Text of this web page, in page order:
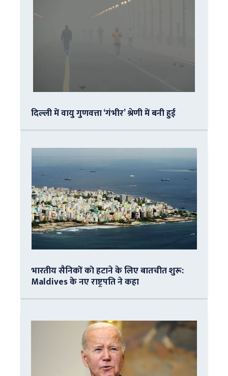
दिल्ली में वायु गुणवत्ता ‘गंभीर’ श्रेणी में बनी हुई
भारतीय सैनिकों को हटाने के लिए बातचीत शुरू:
Maldives के नए राष्ट्रपति ने कहा